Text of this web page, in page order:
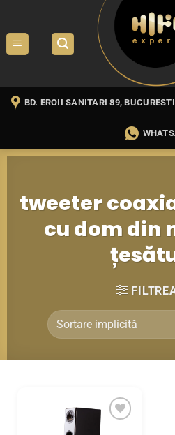
content
BD. EROII SANITARI 89, BUCURESTI
tweeter
cu dom din
WISHLIST